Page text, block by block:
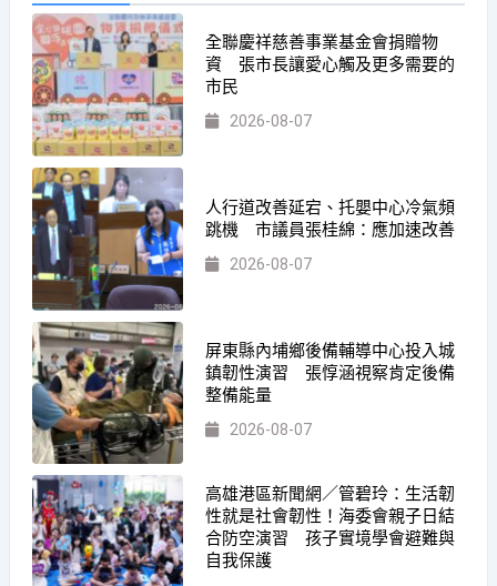
全聯慶祥慈善事業基金會捐贈物
資 張市長讓愛心觸及更多需要的
市民
2026-08-07
人行道改善延宕、托嬰中心冷氣頻
跳機 市議員張桂綿：應加速改善
2026-08-07
屏東縣內埔鄉後備輔導中心投入城
鎮韌性演習 張惇涵視察肯定後備
整備能量
2026-08-07
高雄港區新聞網／管碧玲：生活韌
性就是社會韌性！海委會親子日結
合防空演習 孩子實境學會避難與
自我保護